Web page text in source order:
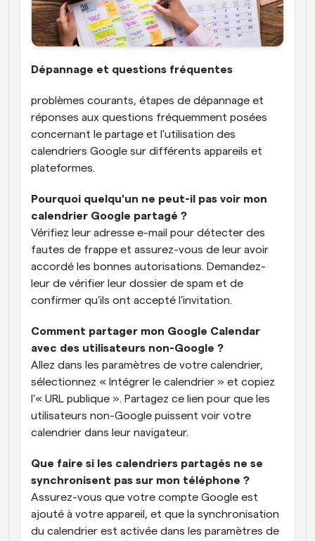
Dépannage et questions fréquentes
problèmes courants, étapes de dépannage et
réponses aux questions fréquemment posées
concernant le partage et l'utilisation des
calendriers Google sur différents appareils et
plateformes.
Pourquoi quelqu'un ne peut-il pas voir mon
calendrier Google partagé ?
Vérifiez leur adresse e-mail pour détecter des
fautes de frappe et assurez-vous de leur avoir
accordé les bonnes autorisations. Demandez-
leur de vérifier leur dossier de spam et de
confirmer qu'ils ont accepté l'invitation.
Comment partager mon Google Calendar
avec des utilisateurs non-Google ?
Allez dans les paramètres de votre calendrier,
sélectionnez « Intégrer le calendrier » et copiez
l'« URL publique ». Partagez ce lien pour que les
utilisateurs non-Google puissent voir votre
calendrier dans leur navigateur.
Que faire si les calendriers partagés ne se
synchronisent pas sur mon téléphone ?
Assurez-vous que votre compte Google est
ajouté à votre appareil, et que la synchronisation
du calendrier est activée dans les paramètres de